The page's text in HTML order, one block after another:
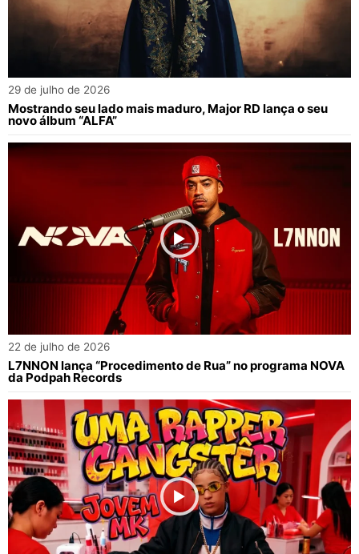
29 de julho de 2026
Mostrando seu lado mais maduro, Major RD lança o seu
novo álbum “ALFA”
22 de julho de 2026
L7NNON lança “Procedimento de Rua” no programa NOVA
da Podpah Records